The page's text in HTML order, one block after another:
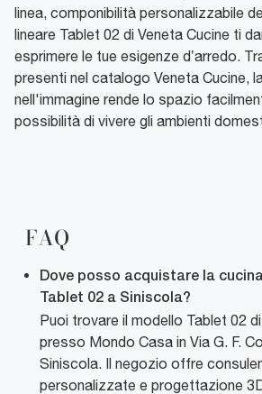
linea, componibilità personalizzabile
lineare Tablet 02 di Veneta Cucine ti
esprimere le tue esigenze d’arredo.
presenti nel catalogo Veneta Cucine,
nell'immagine rende lo spazio
possibilità di vivere gli ambienti
FAQ
Dove posso acquistare la
Tablet 02 a Siniscola?
Puoi trovare il modello Tablet 02
presso Mondo Casa in Via G. F.
Siniscola. Il negozio offre
personalizzate e progettazione